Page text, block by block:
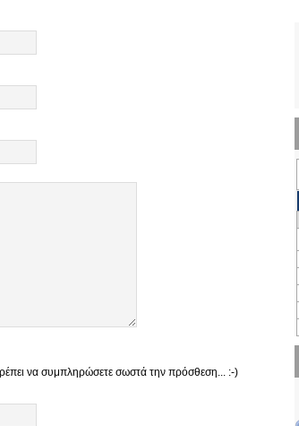
να συμπληρώσετε σωστά την πρόσθεση... :-)